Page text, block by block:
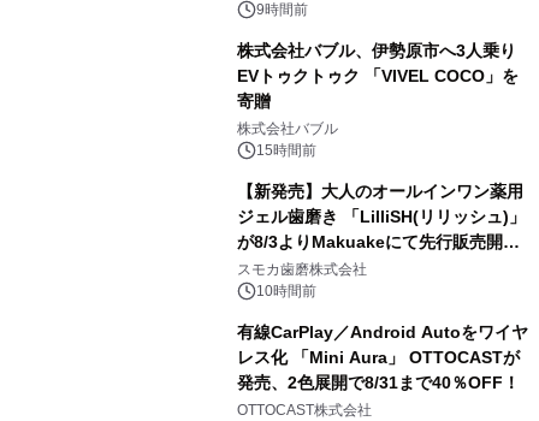
メニューが展開されます
9時間前
株式会社バブル、伊勢原市へ3人乗り
EVトゥクトゥク 「VIVEL COCO」を
寄贈
株式会社バブル
15時間前
【新発売】大人のオールインワン薬用
ジェル歯磨き 「LilliSH(リリッシュ)」
が8/3よりMakuakeにて先行販売開
始！
スモカ歯磨株式会社
10時間前
有線CarPlay／Android Autoをワイヤ
レス化 「Mini Aura」 OTTOCASTが
発売、2色展開で8/31まで40％OFF！
OTTOCAST株式会社